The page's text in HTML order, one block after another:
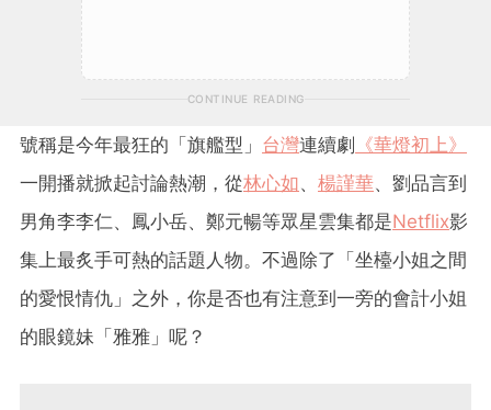
CONTINUE READING
號稱是今年最狂的「旗艦型」 台灣連續劇 《華燈初上》
一開播就掀起討論熱潮，從林心如、 楊謹華、劉品言到
男角李李仁、鳳小岳、鄭元暢等眾星雲集都是Netflix影
集上最炙手可熱的話題人物。不過除了「坐檯小姐之間
的愛恨情仇」之外，你是否也有注意到一旁的會計小姐
的眼鏡妹「雅雅」呢？